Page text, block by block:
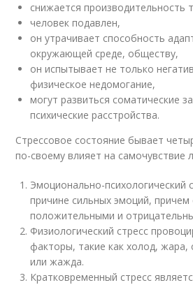
снижается производительность
человек подавлен,
он утрачивает способность
окружающей среде, обществу,
он испытывает не только
физическое недомогание,
могут развиться соматические
психические расстройства.
Стрессовое состояние бывает
по-своему влияет на самочувствие
Эмоционально-психологический
причине сильных эмоций,
положительными и
Физиологический стресс
факторы, такие как холод, жара,
или жажда.
Кратковременный стресс